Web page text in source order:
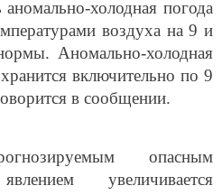
воздуха на 9 и
Аномально-холодная
включительно по 9
в сообщении.
увеличивается
происшествий на